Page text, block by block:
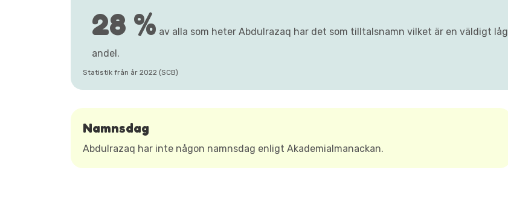
28 % av alla som heter Abdulrazaq har det som tilltalsnamn vilket är en väldigt låg
andel.
Statistik från år 2022 (SCB)
Namnsdag
Abdulrazaq har inte någon namnsdag enligt Akademialmanackan.